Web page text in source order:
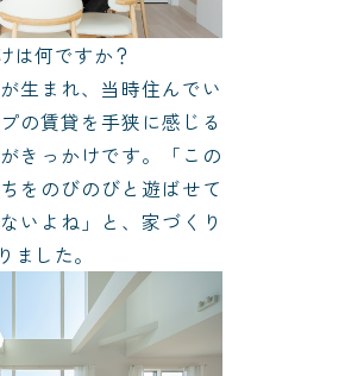
は何ですか？
生まれ、当時住んでい
の賃貸を手狭に感じる
きっかけです。「この
をのびのびと遊ばせて
いよね」と、家づくり
ました。